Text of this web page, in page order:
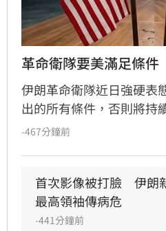
革命衛隊要美滿足條件
伊朗革命衛隊近日強硬表
出的所有條件，否則將持
莫茲海峽。伊朗開出的條
-467分鐘前
首次影像被打臉　伊朗
最高領袖傳病危
-441分鐘前